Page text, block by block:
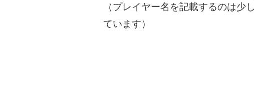
（プレイヤー名を記載するのは
ています）